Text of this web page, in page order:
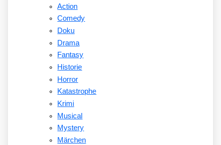
Action
Comedy
Doku
Drama
Fantasy
Historie
Horror
Katastrophe
Krimi
Musical
Mystery
Märchen